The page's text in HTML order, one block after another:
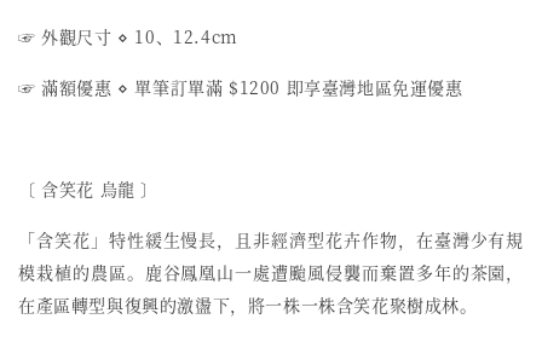
☞ 外觀尺寸 ⋄ 10、12.4cm
☞ 滿額優惠 ⋄ 單筆訂單滿 $1200 即享臺灣地區免運優惠
〔 含笑花 烏龍 〕
「含笑花」特性緩生慢長，且非經濟型花卉作物，在臺灣少有規
模栽植的農區。鹿谷鳳凰山一處遭颱風侵襲而棄置多年的茶園，
在產區轉型與復興的激盪下，將一株一株含笑花聚樹成林。